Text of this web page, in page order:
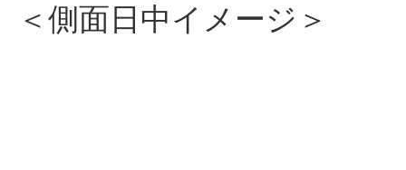
＜側面日中イメージ＞